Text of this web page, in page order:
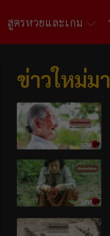
สูตรหวยและเกม
ข่าวใหม่ม